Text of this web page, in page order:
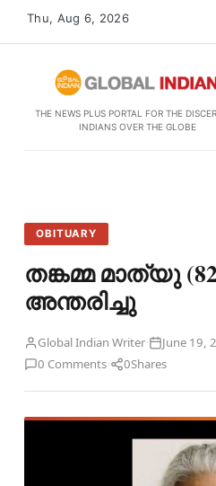
Thu, Aug 6, 2026
THE NEWS PLUS PORTAL FOR THE
INDIANS OVER THE GLOBE
OBITUARY
തങ്കമ്മ മാത്യു
അന്തരിച്ചു
Global Indian Writer· June 19,
0 Comments· 0Shares